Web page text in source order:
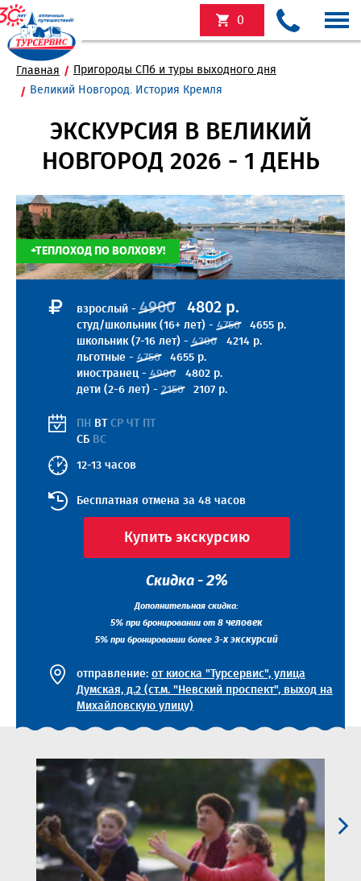
0
Главная
Пригороды СПб и туры выходного дня
Великий Новгород. История Кремля
ЭКСКУРСИЯ В ВЕЛИКИЙ
НОВГОРОД 2026 - 1 ДЕНЬ
+ТЕПЛОХОД ПО ВОЛХОВУ!
взрослый -49004802 р.
студ/школьник (16+ лет) - 47504655 р.
школьник (7-16 лет) - 43004214 р.
льготные - 47504655 р.
иностранец - 49004802 р.
дети (2-6 лет) - 21502107 р.
ПН ВТ
СР ЧТ ПТ
СБ ВС
12-13 часов
Бесплатная отмена за 48 часов
Купить экскурсию
Скидка -2%
Дополнительная скидка:
5% при бронировании от 8 человек
5% при бронировании более 3-х экскурсий
отправление: от киоска "Турсервис", улица
Думская, д.2 (ст.м. "Невский проспект", выход на
Михайловскую улицу)